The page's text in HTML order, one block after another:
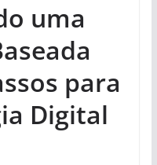
uma
para
Digital